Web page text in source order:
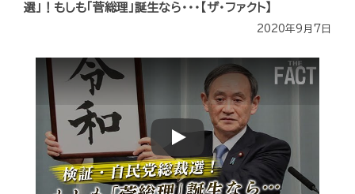
選」！もしも「菅総理」誕生なら･･･【ザ・ファクト】
2020年9月7日
Play